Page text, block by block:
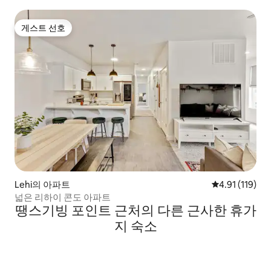
게스트 선호
게스트 선호
Lehi의 아파트 평점 4.91점(5
4.91 (119)
넓은 리하이 콘도 아파트
땡스기빙 포인트 근처의 다른 근사한 휴가
지 숙소